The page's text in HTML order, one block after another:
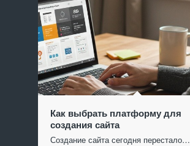
Как выбрать платформу для
создания сайта
Создание сайта сегодня перестало…